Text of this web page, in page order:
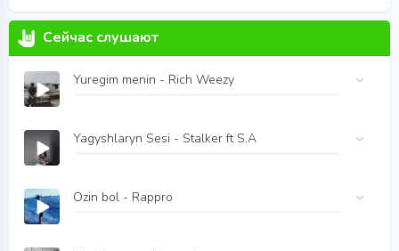
Сейчас слушают
Yuregim menin - Rich Weezy
Yagyshlaryn Sesi - Stalker ft S.A
Ozin bol - Rappro